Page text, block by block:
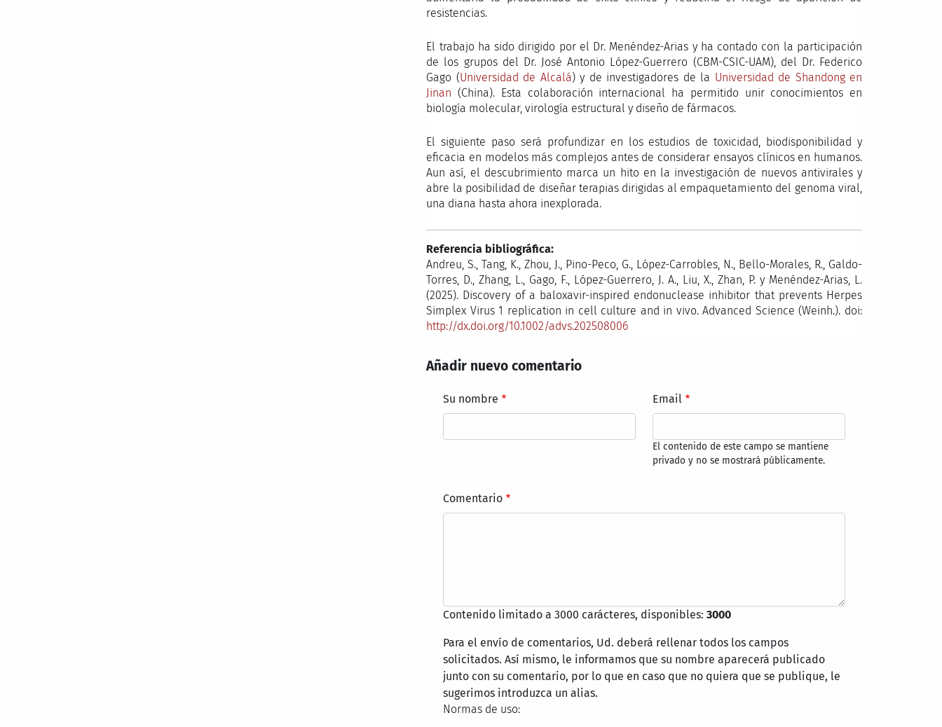
resistencias.
El trabajo ha sido dirigido por el Dr. Menéndez-Arias y ha contado con la participación
de los grupos del Dr. José Antonio López-Guerrero (CBM-CSIC-UAM), del Dr. Federico
Gago (Universidad de Alcalá) y de investigadores de la Universidad de Shandong en
Jinan (China). Esta colaboración internacional ha permitido unir conocimientos en
biología molecular, virología estructural y diseño de fármacos.
El siguiente paso será profundizar en los estudios de toxicidad, biodisponibilidad y
eficacia en modelos más complejos antes de considerar ensayos clínicos en humanos.
Aun así, el descubrimiento marca un hito en la investigación de nuevos antivirales y
abre la posibilidad de diseñar terapias dirigidas al empaquetamiento del genoma viral,
una diana hasta ahora inexplorada.
Referencia bibliográfica:
Andreu, S., Tang, K., Zhou, J., Pino-Peco, G., López-Carrobles, N., Bello-Morales, R., Galdo-
Torres, D., Zhang, L., Gago, F., López-Guerrero, J. A., Liu, X., Zhan, P. y Menéndez-Arias, L.
(2025). Discovery of a baloxavir-inspired endonuclease inhibitor that prevents Herpes
Simplex Virus 1 replication in cell culture and in vivo. Advanced Science (Weinh.). doi:
http://dx.doi.org/10.1002/advs.202508006
Añadir nuevo comentario
Su nombre Email
El contenido de este campo se mantiene
privado y no se mostrará públicamente.
Comentario
Contenido limitado a 3000 carácteres, disponibles:3000
Para el envío de comentarios, Ud. deberá rellenar todos los campos
solicitados. Así mismo, le informamos que su nombre aparecerá publicado
junto con su comentario, por lo que en caso que no quiera que se publique, le
sugerimos introduzca un alias.
Normas de uso: